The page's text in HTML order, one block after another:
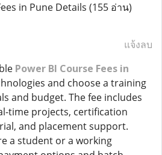
in Pune Details (155 อ่าน)
แจ้งลบ
Power BI Course Fees in
and choose a training
and budget. The fee includes
time projects, certification
and placement support.
a student or a working